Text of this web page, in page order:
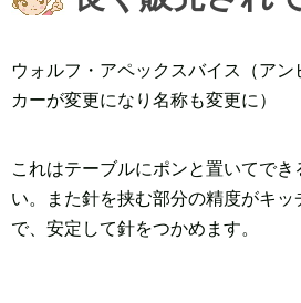
ウォルフ・アペックスバイス（ア
カーが変更になり名称も変更に）
これはテーブルにポンと置いてで
い。また針を挟む部分の精度がキ
で、安定して針をつかめます。